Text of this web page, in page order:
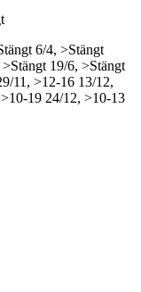
6/4, >Stängt
19/6, >Stängt
11, >12-16 13/12,
19 24/12, >10-13